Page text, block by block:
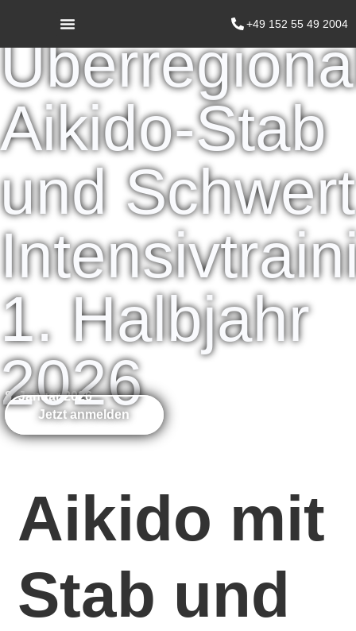
+49 152 55 49 2004
Aikido-Stab
und Schwert
1. Halbjahr
2026
8. Januar 2026
Jetzt anmelden
Aikido mit
Stab und